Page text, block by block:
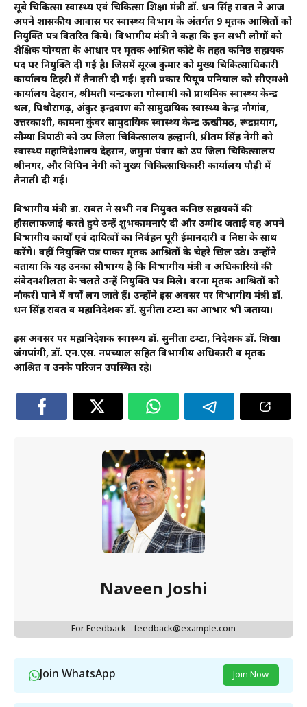
सूबे चिकित्सा स्वास्थ्य एवं चिकित्सा शिक्षा मंत्री डॉ. धन सिंह रावत ने आज
अपने शासकीय आवास पर स्वास्थ्य विभाग के अंतर्गत 9 मृतक आश्रितों को
नियुक्ति पत्र वितरित किये। विभागीय मंत्री ने कहा कि इन सभी लोगों को
शैक्षिक योग्यता के आधार पर मृतक आश्रित कोटे के तहत कनिष्ठ सहायक
पद पर नियुक्ति दी गई है। जिसमें सूरज कुमार को मुख्य चिकित्साधिकारी
कार्यालय टिहरी में तैनाती दी गई। इसी प्रकार पियूष पनियाल को सीएमओ
कार्यालय देहरादून, श्रीमती चन्द्रकला गोस्वामी को प्राथमिक स्वास्थ्य केन्द्र
थल, पिथौरागढ़, अंकुर इन्द्रवाण को सामुदायिक स्वास्थ्य केन्द्र नौगांव,
उत्तरकाशी, कामना कुंवर सामुदायिक स्वास्थ्य केन्द्र ऊखीमठ, रूद्रप्रयाग,
सौम्या त्रिपाठी को उप जिला चिकित्सालय हल्द्वानी, प्रीतम सिंह नेगी को
स्वास्थ्य महानिदेशालय देहरादून, जमुना पंवार को उप जिला चिकित्सालय
श्रीनगर, और विपिन नेगी को मुख्य चिकित्साधिकारी कार्यालय पौड़ी में
तैनाती दी गई।
विभागीय मंत्री डा. रावत ने सभी नव नियुक्त कनिष्ठ सहायकों की
हौसलाफजाई करते हुये उन्हें शुभकामनाएं दी और उम्मीद जताई वह अपने
विभागीय कार्यों एवं दायित्वों का निर्वहन पूरी ईमानदारी व निष्ठा के साथ
करेंगे। वहीं नियुक्ति पत्र पाकर मृतक आश्रितों के चेहरे खिल उठे। उन्होंने
बताया कि यह उनका सौभाग्य है कि विभागीय मंत्री व अधिकारियों की
संवेदनशीलता के चलते उन्हें नियुक्ति पत्र मिले। वरना मृतक आश्रितों को
नौकरी पाने में वर्षों लग जाते हैं। उन्होंने इस अवसर पर विभागीय मंत्री डॉ.
धन सिंह रावत व महानिदेशक डॉ. सुनीता टम्टा का आभार भी जताया।
इस अवसर पर महानिदेशक स्वास्थ्य डॉ. सुनीता टम्टा, निदेशक डॉ. शिखा
जंगपांगी, डॉ. एन.एस. नपच्याल सहित विभागीय अधिकारी व मृतक
आश्रित व उनके परिजन उपस्थित रहे।
Naveen Joshi
For Feedback - feedback@example.com
Join WhatsApp Join Now